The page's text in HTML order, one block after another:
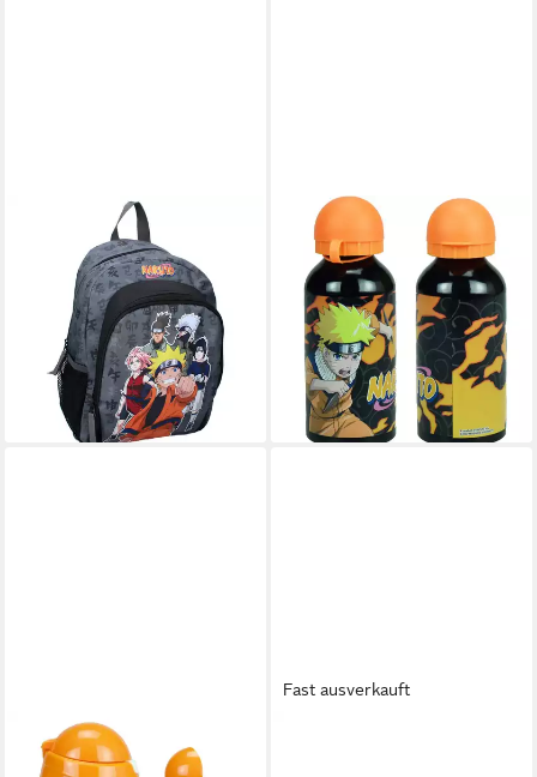
Kinderrucksack Rucksack für
Schule & Alltag – Praktisch &
Geräumig (1-tlg), mit
Lizensiertem Originaldruck
ab 15,95 €
29,95 €
lieferbar - in 4-5 Werktagen bei dir
NARUTO
Trinkflasche Anime Naruto
Shippuden ALU -
Wasserflasche Flasche 400
12,90 €
lieferbar - in 4-5 Werktagen bei dir
NARUTO
Trinkflasche Anime Naruto
Fast ausverkauft